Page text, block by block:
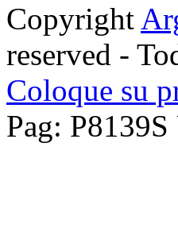
Copyright
reserved -
Coloque su
Pag: